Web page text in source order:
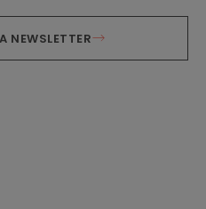
NEWSLETTER